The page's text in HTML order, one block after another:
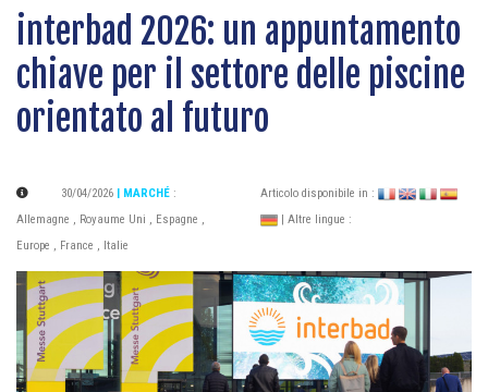
interbad 2026: un appuntamento
chiave per il settore delle piscine
orientato al futuro
30/04/2026 | MARCHÉ :
Allemagne , Royaume Uni , Espagne ,
Europe , France , Italie
Articolo disponibile in :
| Altre lingue :